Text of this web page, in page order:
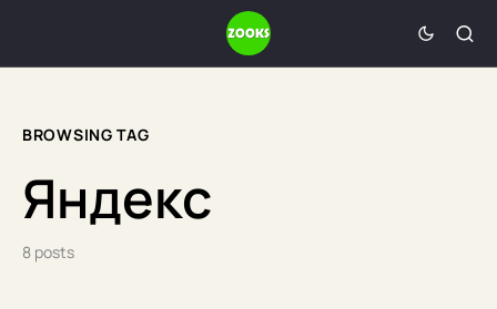
BROWSING TAG
Яндекс
8 posts